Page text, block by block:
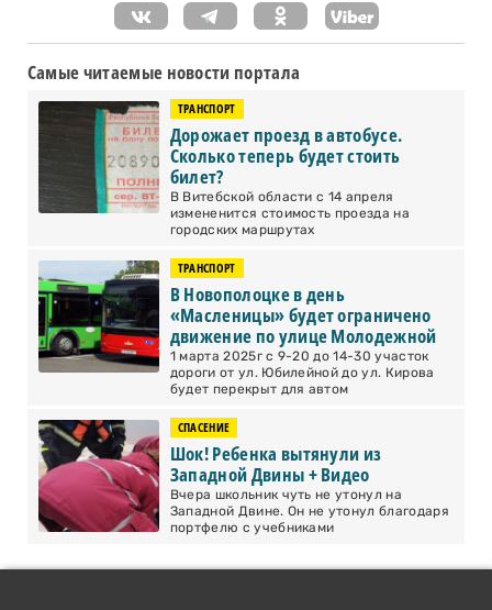
Самые читаемые новости портала
ТРАНСПОРТ
Дорожает проезд в автобусе.
Сколько теперь будет стоить
билет?
В Витебской области с 14 апреля
измененится стоимость проезда на
городских маршрутах
ТРАНСПОРТ
В Новополоцке в день
«Масленицы» будет ограничено
движение по улице Молодежной
1 марта 2025г с 9-20 до 14-30 участок
дороги от ул. Юбилейной до ул. Кирова
будет перекрыт для автом
СПАСЕНИЕ
Шок! Ребенка вытянули из
Западной Двины + Видео
Вчера школьник чуть не утонул на
Западной Двине. Он не утонул благодаря
портфелю с учебниками